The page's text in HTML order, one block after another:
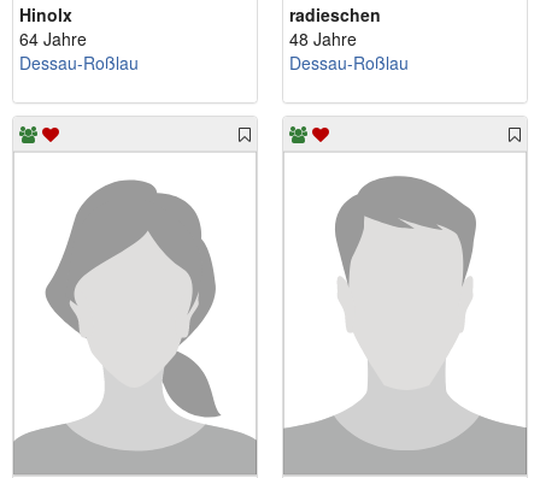
Hinolx
64 Jahre
Dessau-Roßlau
radieschen
48 Jahre
Dessau-Roßlau